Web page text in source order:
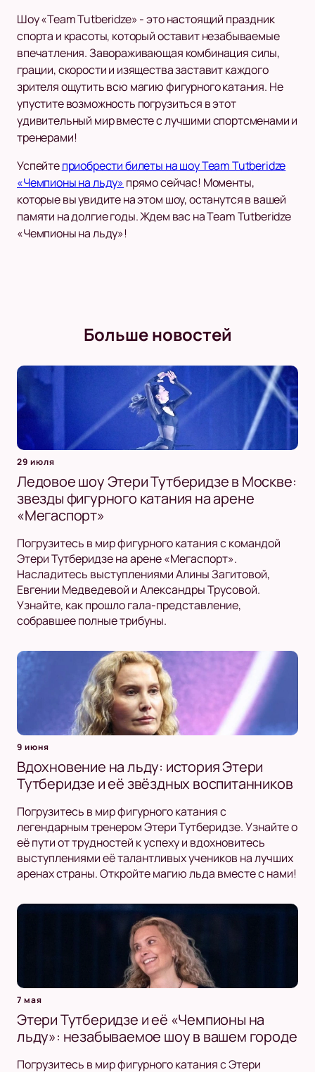
Шоу «Team Tutberidze» - это настоящий праздник
спорта и красоты, который оставит незабываемые
впечатления. Завораживающая комбинация силы,
грации, скорости и изящества заставит каждого
зрителя ощутить всю магию фигурного катания. Не
упустите возможность погрузиться в этот
удивительный мир вместе с лучшими спортсменами и
тренерами!
Успейтеприобрести билеты на шоу Team Tutberidze
«Чемпионы на льду» прямо сейчас! Моменты,
которые вы увидите на этом шоу, останутся в вашей
памяти на долгие годы. Ждем вас на Team Tutberidze
«Чемпионы на льду»!
Больше новостей
29 июля
Ледовое шоу Этери Тутберидзе в Москве:
звезды фигурного катания на арене
«Мегаспорт»
Погрузитесь в мир фигурного катания с командой
Этери Тутберидзе на арене «Мегаспорт».
Насладитесь выступлениями Алины Загитовой,
Евгении Медведевой и Александры Трусовой.
Узнайте, как прошло гала-представление,
собравшее полные трибуны.
9 июня
Вдохновение на льду: история Этери
Тутберидзе и её звёздных воспитанников
Погрузитесь в мир фигурного катания с
легендарным тренером Этери Тутберидзе. Узнайте о
её пути от трудностей к успеху и вдохновитесь
выступлениями её талантливых учеников на лучших
аренах страны. Откройте магию льда вместе с нами!
7 мая
Этери Тутберидзе и её «Чемпионы на
льду»: незабываемое шоу в вашем городе
Погрузитесь в мир фигурного катания с Этери